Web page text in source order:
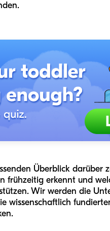
Überblick darüber
frühzeitig erkennt und
Wir werden die
wissenschaftlich